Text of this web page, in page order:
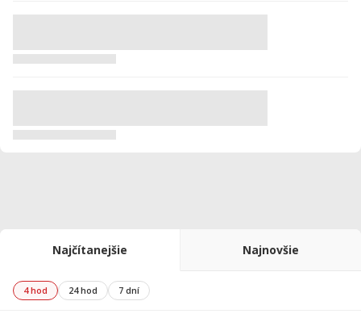
Najčítanejšie Najnovšie
4 hod 24 hod 7 dní